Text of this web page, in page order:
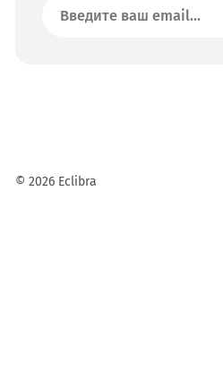
© 2026 Eclibra